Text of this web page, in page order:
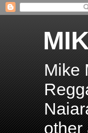
Mike
other